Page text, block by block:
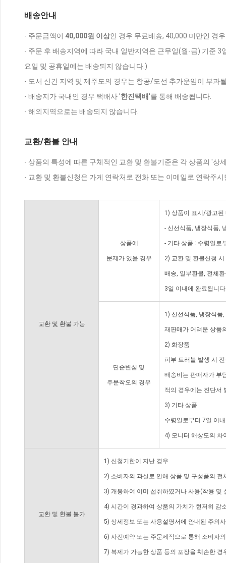
배송안내
- 주문금액이 40,000원 이상인 경우 무료배송, 40,000 미만인 경
- 주문 후 배송지역에 따라 국내 일반지역은 근무일(월-금) 기준
요일 및 공휴일에는 배송되지 않습니다.)
- 도서 산간 지역 및 제주도의 경우는 항공/도선 추가운임이 부과
- 배송지가 국내인 경우 택배사 '한진택배'를 통해 배송됩니다.
- 해외지역으로는 배송되지 않습니다.
교환/환불 안내
- 상품의 특성에 따른 구체적인 교환 및 환불기준은 각 상품의 '상
- 교환 및 환불신청은 가게 연락처로 전화 또는 이메일로 연락주
교환 및 환불 가능
상품에
문제가 있을 경우
1) 상품이 표시/광고된
- 신선식품, 냉장식품,
- 기타 상품 : 수령일로
2) 교환 및 환불신청
배송, 일부환불, 전체
3일 이내에 완료됩니
단순변심 및
주문착오의 경우
1) 신선식품, 냉장식품
재판매가 어려운 상품
2) 화장품
피부 트러블 발생 시
배송비는 판매자가 부
적의 경우에는 진단서
3) 기타 상품
수령일로부터 7일 이
4) 모니터 해상도의 차
교환 및 환불 불가
1) 신청기한이 지난 경우
2) 소비자의 과실로 인해 상품 및 구성품의
3) 개봉하여 이미 섭취하였거나 사용(착용 및
4) 시간이 경과하여 상품의 가치가 현저히 감
5) 상세정보 또는 사용설명서에 안내된 주의
6) 사전예약 또는 주문제작으로 통해 소비자
7) 복제가 가능한 상품 등의 포장을 훼손한 경